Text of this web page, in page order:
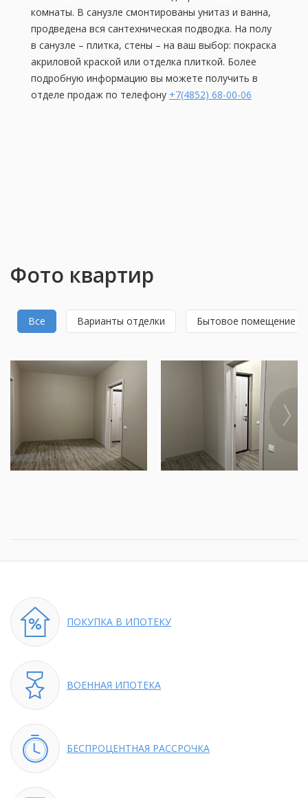
комнаты. В санузле смонтированы унитаз и ванна,
продведена вся сантехническая подводка. На полу
в санузле – плитка, стены – на ваш выбор: покраска
акриловой краской или отделка плиткой. Более
подробную информацию вы можете получить в
отделе продаж по телефону +7(4852) 68-00-06
Фото квартир
Все Варианты отделки Бытовое помещение
ПОКУПКА В ИПОТЕКУ
ВОЕННАЯ ИПОТЕКА
БЕСПРОЦЕНТНАЯ РАССРОЧКА